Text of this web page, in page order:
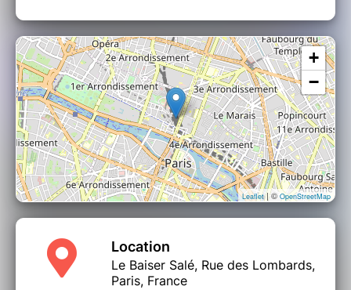
rôder un répertoire, tout en le présentant au
public. Un créneau prometteur et porteur où la
créativité et l’émulsion n’ont pas de limite.
#SoyezCurieux !
+
−
Leaflet| ©OpenStreetMap
Location
Le Baiser Salé, Rue des Lombards,
Paris, France